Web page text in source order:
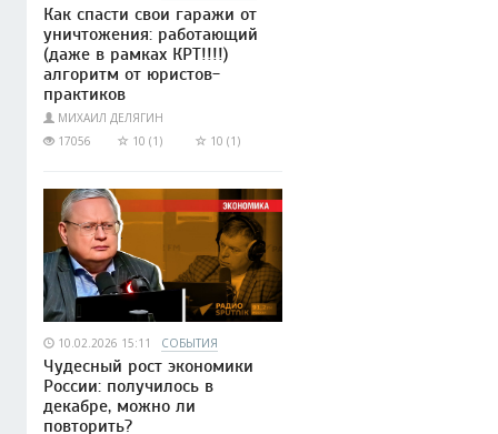
Как спасти свои гаражи от
уничтожения: работающий
(даже в рамках КРТ!!!!)
алгоритм от юристов-
практиков
МИХАИЛ ДЕЛЯГИН
17056
10 (1) 10 (1)
10.02.2026 15:11 СОБЫТИЯ
Чудесный рост экономики
России: получилось в
декабре, можно ли
повторить?